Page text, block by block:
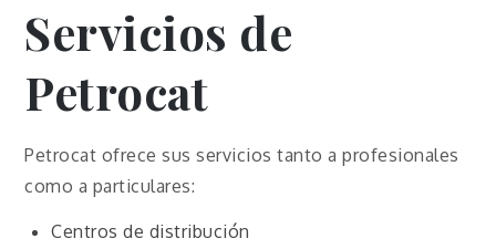
Servicios de
Petrocat
Petrocat ofrece sus servicios tanto a profesionales
como a particulares:
Centros de distribución